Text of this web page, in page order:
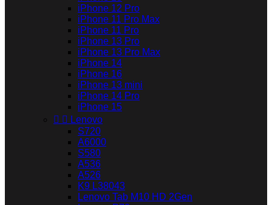
iPhone 12 Pro
iPhone 11 Pro Max
iPhone 11 Pro
iPhone 13 Pro
iPhone 13 Pro Max
iPhone 14
iPhone 16
iPhone 13 mini
iPhone 14 Pro
iPhone 15
  Lenovo
S720
A6000
S580
A536
A526
K9 L38043
Lenovo Tab M10 HD 2Gen